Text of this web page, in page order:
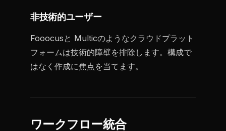
非技術的ユーザー
Fooocusと Multicのようなクラウドプラット
フォームは技術的障壁を排除します。構成で
はなく作成に焦点を当てます。
ワークフロー統合